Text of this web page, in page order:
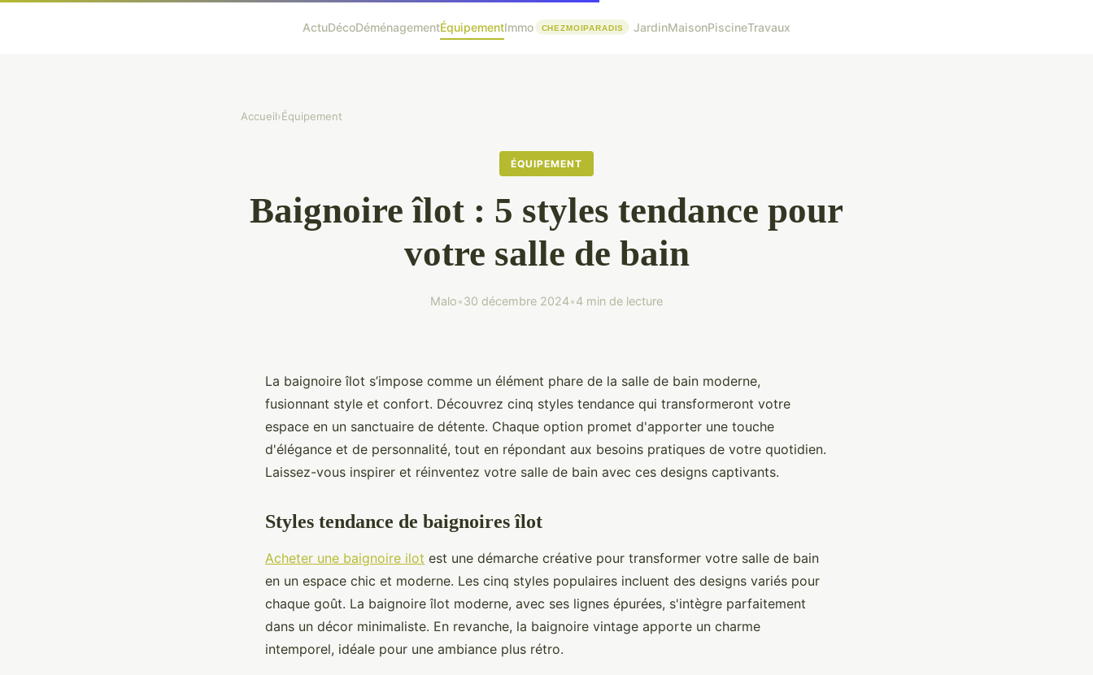
ActuDécoDéménagementÉquipementImmo JardinMaisonPiscineTravaux
Accueil›Équipement
ÉQUIPEMENT
Baignoire îlot : 5 styles tendance pour
votre salle de bain
Malo•30 décembre 2024•4 min de lecture
La baignoire îlot s’impose comme un élément phare de la salle de bain moderne,
fusionnant style et confort. Découvrez cinq styles tendance qui transformeront votre
espace en un sanctuaire de détente. Chaque option promet d'apporter une touche
d'élégance et de personnalité, tout en répondant aux besoins pratiques de votre quotidien.
Laissez-vous inspirer et réinventez votre salle de bain avec ces designs captivants.
Styles tendance de baignoires îlot
Acheter une baignoire ilot est une démarche créative pour transformer votre salle de bain
en un espace chic et moderne. Les cinq styles populaires incluent des designs variés pour
chaque goût. La baignoire îlot moderne, avec ses lignes épurées, s'intègre parfaitement
dans un décor minimaliste. En revanche, la baignoire vintage apporte un charme
intemporel, idéale pour une ambiance plus rétro.